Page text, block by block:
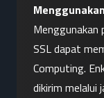
SSL dapat
Computing.
dikirim melalui